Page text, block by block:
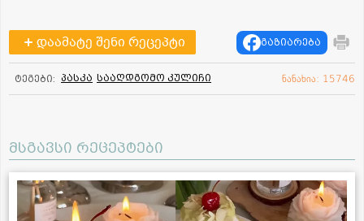
დაამატე შენი რეცეპტი გაზიარება
ტეგები: პასკა სააღდგომო კულიჩი ნანახია: 15746
მსგავსი რეცეპტები